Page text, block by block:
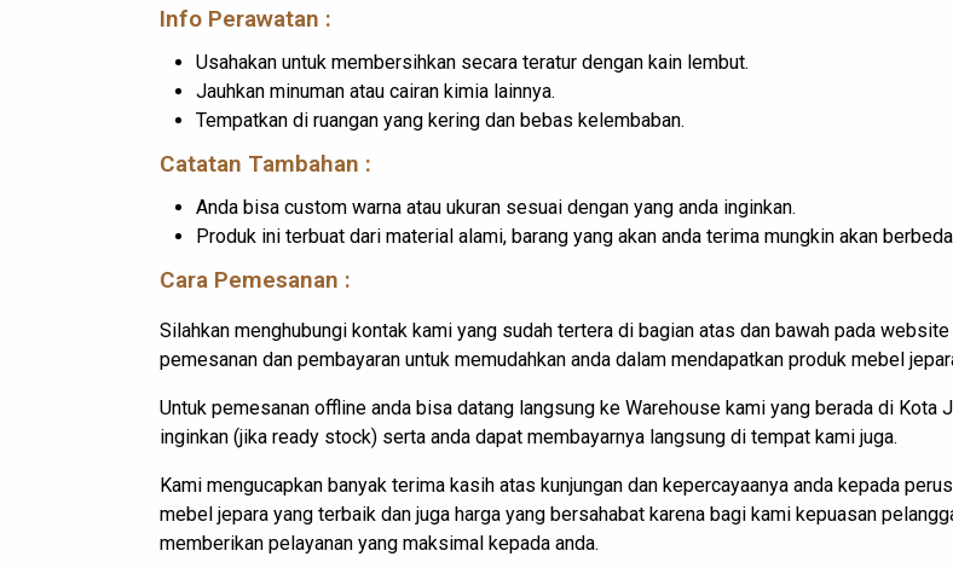
Info Perawatan :
Usahakan untuk membersihkan secara teratur dengan kain lembut.
Jauhkan minuman atau cairan kimia lainnya.
Tempatkan di ruangan yang kering dan bebas kelembaban.
Catatan Tambahan :
Anda bisa custom warna atau ukuran sesuai dengan yang anda inginkan.
Produk ini terbuat dari material alami, barang yang akan anda terima mungkin akan
Cara Pemesanan :
Silahkan menghubungi kontak kami yang sudah tertera di bagian atas dan bawah pada
pemesanan dan pembayaran untuk memudahkan anda dalam mendapatkan produk mebel
Untuk pemesanan offline anda bisa datang langsung ke Warehouse kami yang berada di
inginkan (jika ready stock) serta anda dapat membayarnya langsung di tempat kami juga.
Kami mengucapkan banyak terima kasih atas kunjungan dan kepercayaanya anda kepada
mebel jepara yang terbaik dan juga harga yang bersahabat karena bagi kami kepuasan
memberikan pelayanan yang maksimal kepada anda.